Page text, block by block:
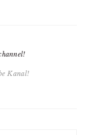
Kanal!